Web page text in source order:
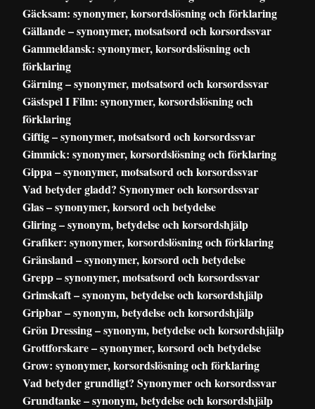
Gäcksam: synonymer, korsordslösning och förklaring
Gällande – synonymer, motsatsord och korsordssvar
Gammeldansk: synonymer, korsordslösning och
förklaring
Gärning – synonymer, motsatsord och korsordssvar
Gästspel I Film: synonymer, korsordslösning och
förklaring
Giftig – synonymer, motsatsord och korsordssvar
Gimmick: synonymer, korsordslösning och förklaring
Gippa – synonymer, motsatsord och korsordssvar
Vad betyder gladd? Synonymer och korsordssvar
Glas – synonymer, korsord och betydelse
Gliring – synonym, betydelse och korsordshjälp
Grafiker: synonymer, korsordslösning och förklaring
Gränsland – synonymer, korsord och betydelse
Grepp – synonymer, motsatsord och korsordssvar
Grimskaft – synonym, betydelse och korsordshjälp
Gripbar – synonym, betydelse och korsordshjälp
Grön Dressing – synonym, betydelse och korsordshjälp
Grottforskare – synonymer, korsord och betydelse
Grow: synonymer, korsordslösning och förklaring
Vad betyder grundligt? Synonymer och korsordssvar
Grundtanke – synonym, betydelse och korsordshjälp